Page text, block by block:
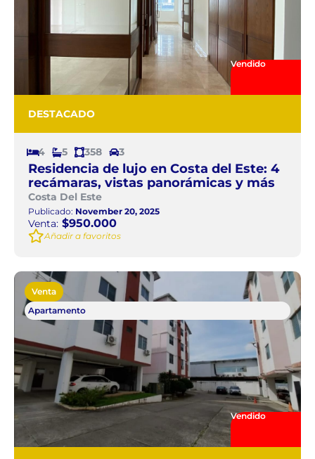
Vendido
DESTACADO
4 5 358 3
Residencia de lujo en Costa del Este: 4
recámaras, vistas panorámicas y más
Costa Del Este
Publicado: November 20, 2025
Venta: $950.000
Añadir a favoritos
Venta
Apartamento
Vendido